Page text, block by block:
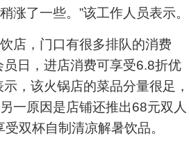
涨了一些。”该工作人员表示。
，门口有很多排队的消费
员日，进店消费可享受6.8折优
，该火锅店的菜品分量很足，
一原因是店铺还推出68元双人
双杯自制清凉解暑饮品。